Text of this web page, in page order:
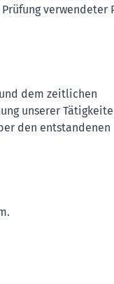
verwendeter
dem zeitlichen
unserer
den entstandenen